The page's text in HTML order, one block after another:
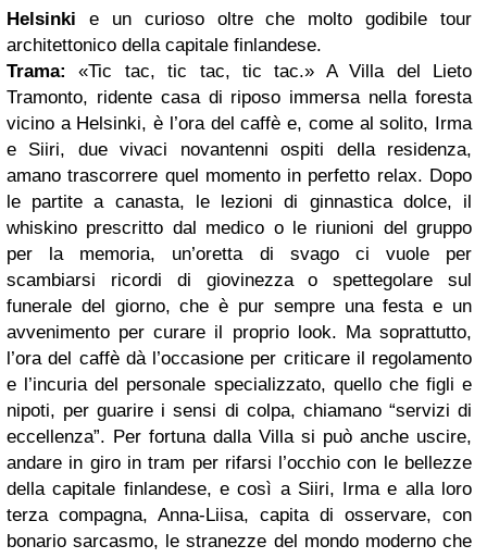
Helsinki e un curioso oltre che molto godibile tour
architettonico della capitale finlandese.
Trama:
«Tic tac, tic tac, tic tac.» A Villa del Lieto
Tramonto, ridente casa di riposo immersa nella foresta
vicino a Helsinki, è l’ora del caffè e, come al solito, Irma
e Siiri, due vivaci novantenni ospiti della residenza,
amano trascorrere quel momento in perfetto relax. Dopo
le partite a canasta, le lezioni di ginnastica dolce, il
whiskino prescritto dal medico o le riunioni del gruppo
per la memoria, un’oretta di svago ci vuole per
scambiarsi ricordi di giovinezza o spettegolare sul
funerale del giorno, che è pur sempre una festa e un
avvenimento per curare il proprio look. Ma soprattutto,
l’ora del caffè dà l’occasione per criticare il regolamento
e l’incuria del personale specializzato, quello che figli e
nipoti, per guarire i sensi di colpa, chiamano “servizi di
eccellenza”. Per fortuna dalla Villa si può anche uscire,
andare in giro in tram per rifarsi l’occhio con le bellezze
della capitale finlandese, e così a Siiri, Irma e alla loro
terza compagna, Anna-Liisa, capita di osservare, con
bonario sarcasmo, le stranezze del mondo moderno che